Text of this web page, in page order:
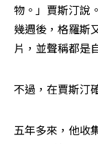
物。」賈斯汀說
幾週後，格羅斯
片，並聲稱都是
不過，在賈斯汀
五年多來，他收